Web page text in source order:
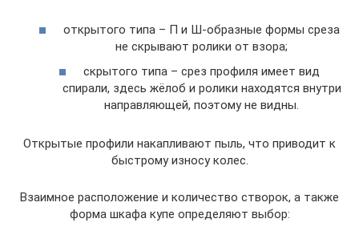
открытого типа – П и Ш-образные формы среза
не скрывают ролики от взора;
скрытого типа – срез профиля имеет вид
спирали, здесь жёлоб и ролики находятся внутри
направляющей, поэтому не видны.
Открытые профили накапливают пыль, что приводит к
быстрому износу колес.
Взаимное расположение и количество створок, а также
форма шкафа купе определяют выбор: